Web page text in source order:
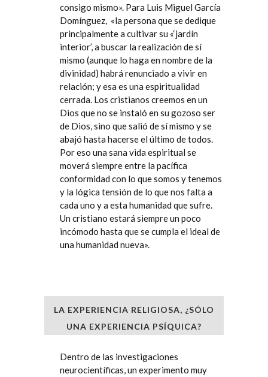
consigo mismo». Para Luis Miguel García
Domínguez, «la persona que se dedique
principalmente a cultivar su «‘jardín
interior’, a buscar la realización de sí
mismo (aunque lo haga en nombre de la
divinidad) habrá renunciado a vivir en
relación; y esa es una espiritualidad
cerrada. Los cristianos creemos en un
Dios que no se instaló en su gozoso ser
de Dios, sino que salió de sí mismo y se
abajó hasta hacerse el último de todos.
Por eso una sana vida espiritual se
moverá siempre entre la pacífica
conformidad con lo que somos y tenemos
y la lógica tensión de lo que nos falta a
cada uno y a esta humanidad que sufre.
Un cristiano estará siempre un poco
incómodo hasta que se cumpla el ideal de
una humanidad nueva».
LA EXPERIENCIA RELIGIOSA, ¿SÓLO
UNA EXPERIENCIA PSÍQUICA?
Dentro de las investigaciones
neurocientíficas, un experimento muy